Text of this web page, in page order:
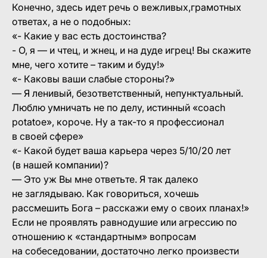
Конечно, здесь идет речь о вежливых,грамотных
ответах, а не о подобных:
«- Какие у вас есть достоинства?
- О, я — и чтец, и жнец, и на дуде игрец! Вы скажите
мне, чего хотите – таким и буду!»
«- Каковы ваши слабые стороны?»
— Я ленивый, безответственный, непунктуальный.
Люблю умничать не по делу, истинный «coach
potatoe», короче. Ну а так-то я профессионал
в своей сфере»
«- Какой будет ваша карьера через 5/10/20 лет
(в нашей компании)?
— Это уж Вы мне ответьте. Я так далеко
не заглядываю. Как говориться, хочешь
рассмешить Бога – расскажи ему о своих планах!»
Если не проявлять равнодушие или агрессию по
отношению к «стандартным» вопросам
на собеседовании, достаточно легко произвести